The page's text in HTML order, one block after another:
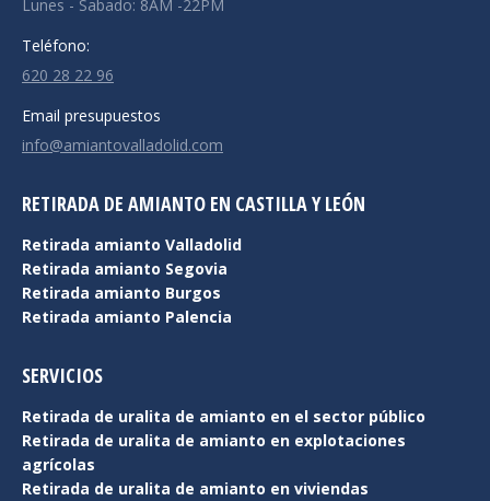
Lunes - Sabado: 8AM -22PM
Teléfono:
620 28 22 96
Email presupuestos
info@amiantovalladolid.com
RETIRADA DE AMIANTO EN CASTILLA Y LEÓN
Retirada amianto Valladolid
Retirada amianto Segovia
Retirada amianto Burgos
Retirada amianto Palencia
SERVICIOS
Retirada de uralita de amianto en el sector público
Retirada de uralita de amianto en explotaciones
agrícolas
Retirada de uralita de amianto en viviendas